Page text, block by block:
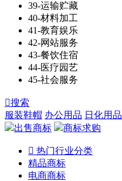
39-运输贮藏
40-材料加工
41-教育娱乐
42-网站服务
43-餐饮住宿
44-医疗园艺
45-社会服务
搜索
服装鞋帽 办公用品 日化用品
出售商标
商标求购
 热门行业分类
精品商标
电商商标